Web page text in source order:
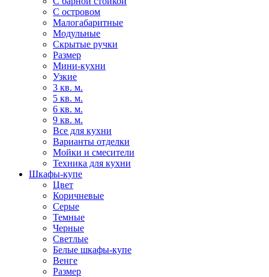
С островом
Малогабаритные
Модульные
Скрытые ручки
Размер
Мини-кухни
Узкие
3 кв. м.
5 кв. м.
6 кв. м.
9 кв. м.
Все для кухни
Варианты отделки
Мойки и смесители
Техника для кухни
Шкафы-купе
Цвет
Коричневые
Серые
Темные
Черные
Светлые
Белые шкафы-купе
Венге
Размер